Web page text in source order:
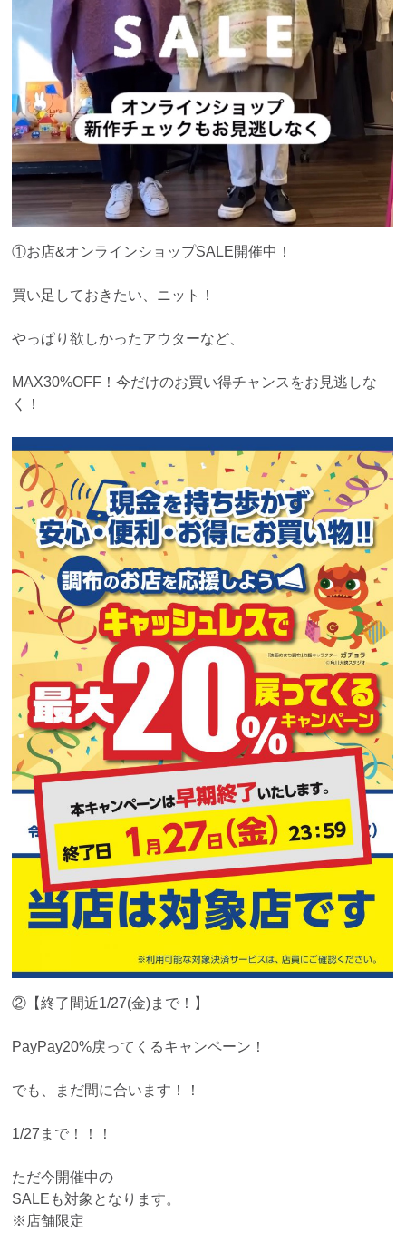
①お店&オンラインショップSALE開催中！
買い足しておきたい、ニット！
やっぱり欲しかったアウターなど、
MAX30%OFF！今だけのお買い得チャンスをお見逃しな
く！
②【終了間近1/27(金)まで！】
PayPay20%戻ってくるキャンペーン！
でも、まだ間に合います！！
1/27まで！！！
ただ今開催中の
SALEも対象となります。
※店舗限定